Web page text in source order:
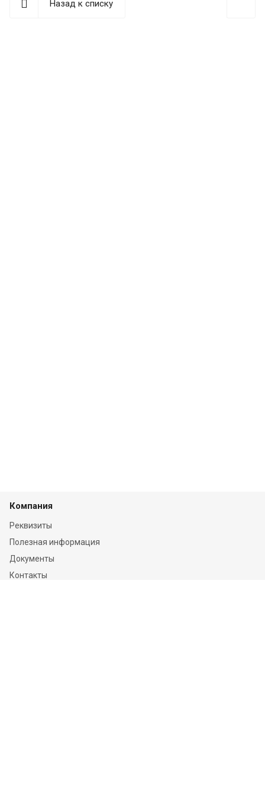
Назад к списку
Компания
Реквизиты
Полезная информация
Документы
Контакты